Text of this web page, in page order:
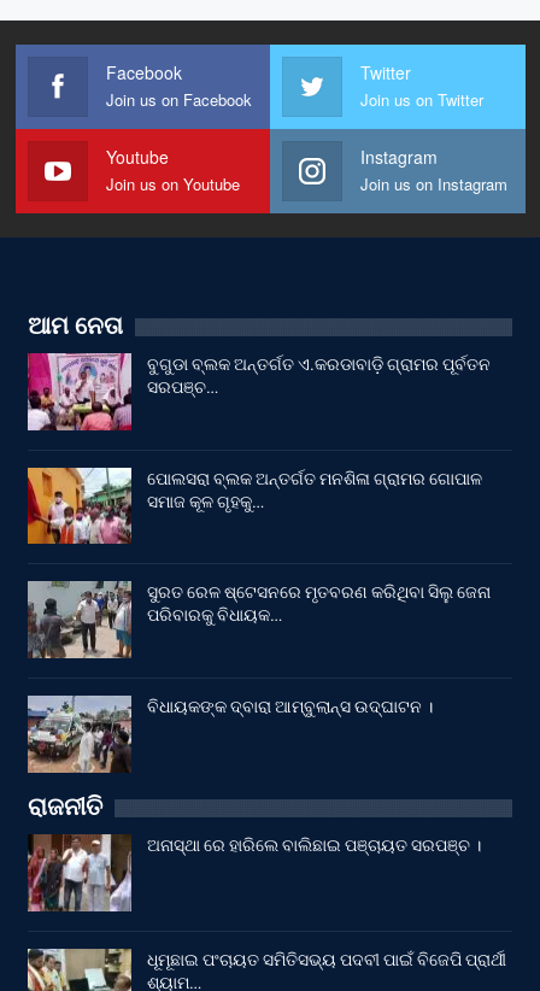
Facebook
Join us on Facebook
Twitter
Join us on Twitter
Youtube
Join us on Youtube
Instagram
Join us on Instagram
ଆମ ନେତା
ବୁଗୁଡା ବ୍ଲକ ଅନ୍ତର୍ଗତ ଏ.କରଡାବାଡ଼ି ଗ୍ରାମର ପୂର୍ବତନ
ସରପଞ୍ଚ…
ପୋଲସରା ବ୍ଲକ ଅନ୍ତର୍ଗତ ମନଶିଳା ଗ୍ରାମର ଗୋପାଳ
ସମାଜ କୂଳ ଗୃହକୁ…
ସୁରତ ରେଳ ଷ୍ଟେସନରେ ମୃତବରଣ କରିଥିବା ସିଲୁ ଜେନା
ପରିବାରକୁ ବିଧାୟକ…
ବିଧାୟକଙ୍କ ଦ୍ବାରା ଆମ୍ବୁଲାନ୍ସ ଉଦ୍‌ଘାଟନ ।
ରାଜନୀତି
ଅନାସ୍ଥା ରେ ହାରିଲେ ବାଲିଛାଇ ପଞ୍ଚାୟତ ସରପଞ୍ଚ ।
ଧୂମୂଛାଇ ପଂଚାୟତ ସମିତିସଭ୍ୟ ପଦବୀ ପାଇଁ ବିଜେପି ପ୍ରାର୍ଥୀ
ଶ୍ୟାମ…